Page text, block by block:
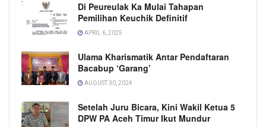
Di Peureulak Ka Mulai Tahapan
Pemilihan Keuchik Definitif
APRIL 6, 2025
Ulama Kharismatik Antar Pendaftaran
Bacabup ‘Garang’
AUGUST 30, 2024
Setelah Juru Bicara, Kini Wakil Ketua 5
DPW PA Aceh Timur Ikut Mundur